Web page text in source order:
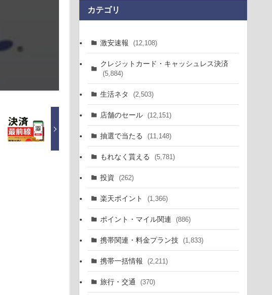
カテゴリ
激安速報 (12,108)
クレジットカード・キャッシュレス決済
(5,884)
生活ネタ (2,503)
店舗のセール (12,151)
抽選で当たる (11,148)
もれなく貰える (5,781)
投資 (262)
楽天ポイント (1,366)
ポイント・マイル関連 (886)
携帯関連・料金プラン技 (1,833)
携帯一括情報 (2,211)
旅行・交通 (370)